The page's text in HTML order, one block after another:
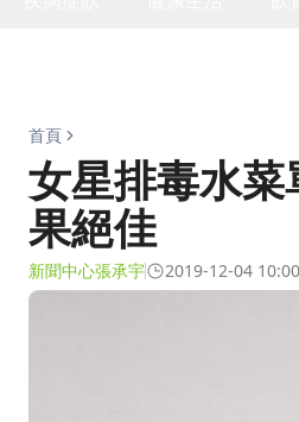
首頁
女星排毒水
果絕佳
新聞中心張承宇 2019-12-04